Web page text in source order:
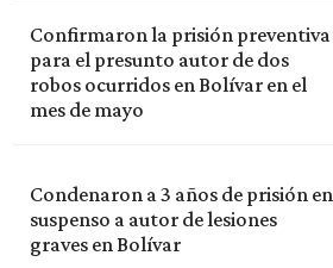
Confirmaron la prisión preventiva
para el presunto autor de dos
robos ocurridos en Bolívar en el
mes de mayo
Condenaron a 3 años de prisión en
suspenso a autor de lesiones
graves en Bolívar